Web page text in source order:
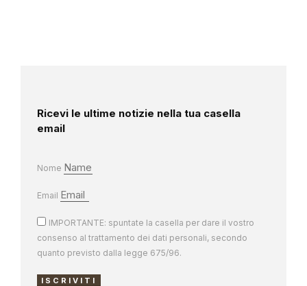
Ricevi le ultime notizie nella tua casella
email
Nome
Email
IMPORTANTE: spuntate la casella per dare il vostro
consenso al trattamento dei dati personali, secondo
quanto previsto dalla legge 675/96.
ISCRIVITI